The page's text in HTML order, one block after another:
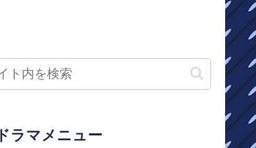
ドラマメニュー